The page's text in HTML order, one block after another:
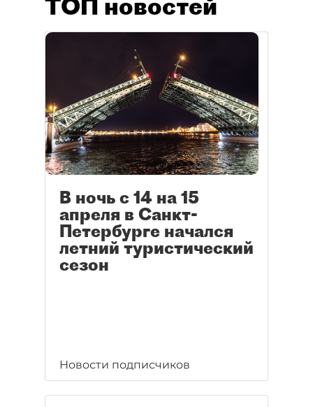
В ночь с 14 на 15
апреля в Санкт-
Петербурге начался
летний туристический
сезон
Новости подписчиков